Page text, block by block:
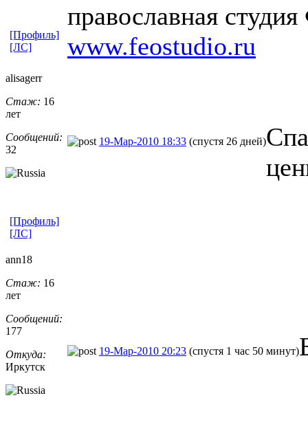
православная
www.feostudio.ru
[Профиль]
[ЛС]
alisagerr
Стаж: 16
лет
Сообщений:
32
19-Мар-2010 18:33 (спустя 26 дней)
[Профиль]
[ЛС]
ann18
Стаж: 16
лет
Сообщений:
177
Откуда:
Иркутск
19-Мар-2010 20:23 (спустя 1 час 50 минут)